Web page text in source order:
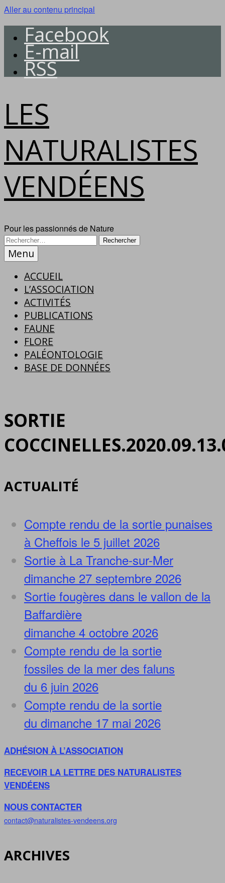
Aller au contenu principal
Facebook
E-mail
RSS
LES
NATURALISTES
VENDÉENS
Pour les passionnés de Nature
Menu
ACCUEIL
L’ASSOCIATION
ACTIVITÉS
PUBLICATIONS
FAUNE
FLORE
PALÉONTOLOGIE
BASE DE DONNÉES
SORTIE
ACTUALITÉ
Compte rendu de la sortie punaises
à Cheffois le 5 juillet 2026
Sortie à La Tranche-sur-Mer
dimanche 27 septembre 2026
Sortie fougères dans le vallon de la
Baffardière
dimanche 4 octobre 2026
Compte rendu de la sortie
fossiles de la mer des faluns
du 6 juin 2026
Compte rendu de la sortie
du dimanche 17 mai 2026
ADHÉSION À L’ASSOCIATION
RECEVOIR LA LETTRE DES NATURALISTES
VENDÉENS
NOUS CONTACTER
contact@naturalistes-vendeens.org
ARCHIVES